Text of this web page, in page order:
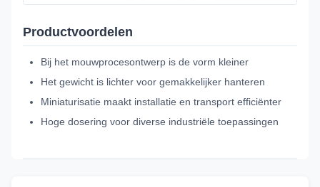
Productvoordelen
Bij het mouwprocesontwerp is de vorm kleiner
Het gewicht is lichter voor gemakkelijker hanteren
Miniaturisatie maakt installatie en transport efficiënter
Hoge dosering voor diverse industriële toepassingen